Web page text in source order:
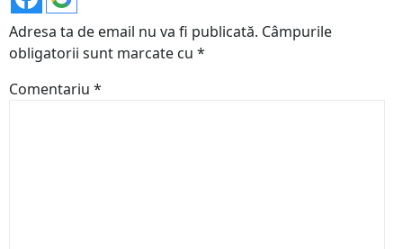
Adresa ta de email nu va fi publicată. Câmpurile
obligatorii sunt marcate cu *
Comentariu *